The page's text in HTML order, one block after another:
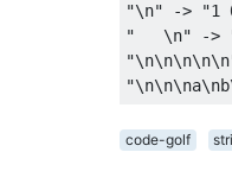
"\n" -> "1
"   \n" ->
code-golf